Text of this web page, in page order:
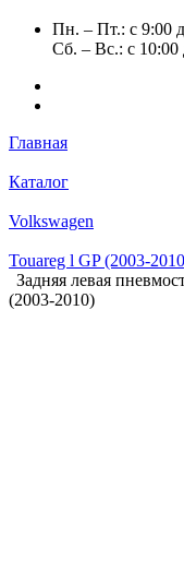
Пн. – Пт.: с 9:00
Сб. – Вс.: с 10:00
Главная
Каталог
Volkswagen
Touareg l GP (2003-
Задняя левая
(2003-2010)